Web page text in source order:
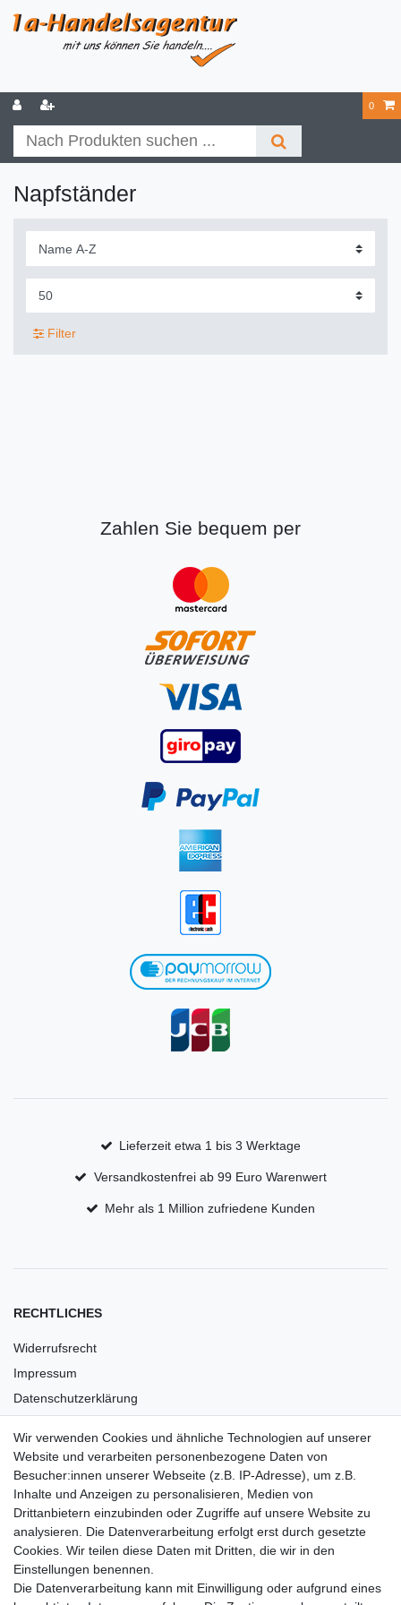
0
Napfständer
Filter
Zahlen Sie bequem per
Lieferzeit etwa 1 bis 3 Werktage
Versandkostenfrei ab 99 Euro Warenwert
Mehr als 1 Million zufriedene Kunden
RECHTLICHES
Widerrufsrecht
Impressum
Datenschutzerklärung
Barrierefreiheit
Anleitungen
Vertrag widerrufen
PARTNER
Wir verwenden Cookies und ähnliche Technologien auf unserer
Website und verarbeiten personenbezogene Daten von
Besucher:innen unserer Webseite (z.B. IP-Adresse), um z.B.
Inhalte und Anzeigen zu personalisieren, Medien von
Drittanbietern einzubinden oder Zugriffe auf unsere Website zu
analysieren. Die Datenverarbeitung erfolgt erst durch gesetzte
Cookies. Wir teilen diese Daten mit Dritten, die wir in den
Einstellungen benennen.
Die Datenverarbeitung kann mit Einwilligung oder aufgrund eines